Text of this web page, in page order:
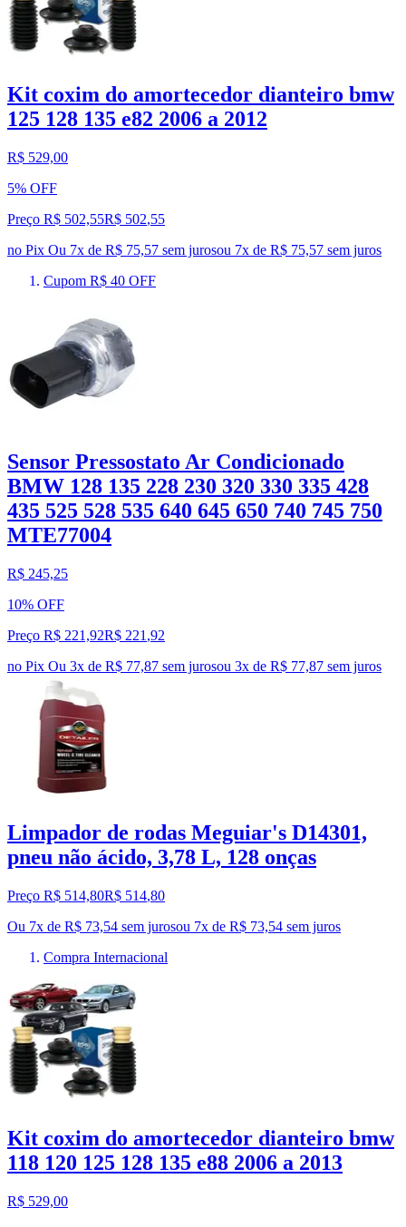
Kit coxim do amortecedor dianteiro bmw
125 128 135 e82 2006 a 2012
R$ 529,00
5% OFF
Preço R$ 502,55R$ 502,55
no Pix Ou 7x de R$ 75,57 sem jurosou 7x de R$ 75,57 sem juros
Cupom R$ 40 OFF
Sensor Pressostato Ar Condicionado
BMW 128 135 228 230 320 330 335 428
435 525 528 535 640 645 650 740 745 750
MTE77004
R$ 245,25
10% OFF
Preço R$ 221,92R$ 221 ,92
no Pix Ou 3x de R$ 77,87 sem jurosou 3x de R$ 77,87 sem juros
Limpador de rodas Meguiar's D14301,
pneu não ácido, 3,78 L, 128 onças
Preço R$ 514,80R$ 514,80
Ou 7x de R$ 73,54 sem jurosou 7x de R$ 73,54 sem juros
Compra Internacional
Kit coxim do amortecedor dianteiro bmw
118 120 125 128 135 e88 2006 a 2013
R$ 529,00